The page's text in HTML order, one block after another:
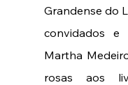
Grandense do
convidados e
Martha
rosas aos